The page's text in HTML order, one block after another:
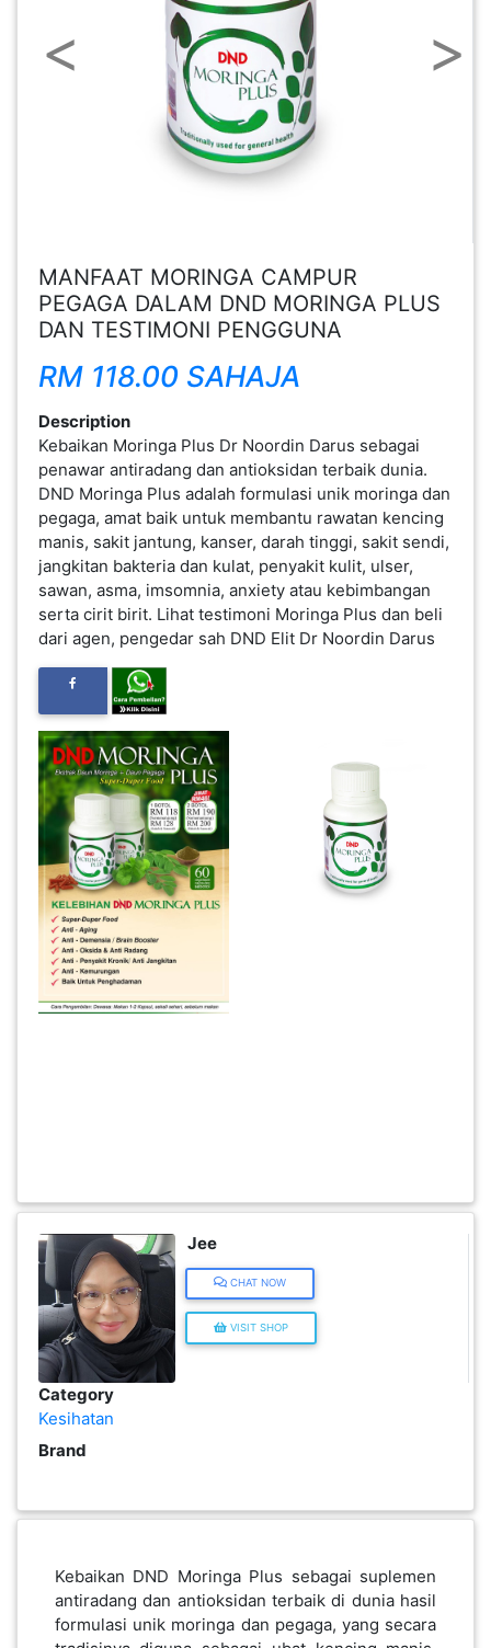
MANFAAT MORINGA CAMPUR
PEGAGA DALAM DND MORINGA PLUS
DAN TESTIMONI PENGGUNA
RM 118.00 SAHAJA
Description
Kebaikan Moringa Plus Dr Noordin Darus sebagai
penawar antiradang dan antioksidan terbaik dunia.
DND Moringa Plus adalah formulasi unik moringa dan
pegaga, amat baik untuk membantu rawatan kencing
manis, sakit jantung, kanser, darah tinggi, sakit sendi,
jangkitan bakteria dan kulat, penyakit kulit, ulser,
sawan, asma, imsomnia, anxiety atau kebimbangan
serta cirit birit. Lihat testimoni Moringa Plus dan beli
dari agen, pengedar sah DND Elit Dr Noordin Darus
Jee
CHAT NOW
VISIT SHOP
Category
Kesihatan
Brand
Kebaikan DND Moringa Plus sebagai suplemen
antiradang dan antioksidan terbaik di dunia hasil
formulasi unik moringa dan pegaga, yang secara
FESYEN
WANITA(0)
MINYAK
WANGI(8)
PENDIDIKAN(19)
DERMA
DAN
INFAK(0)
TUDUNG(0)
ARTIKEL(14)
PEMBORONG(2)
PRODUK
DIGITAL(29)
MAKANAN(25)
PERNIAGAAN(41)
PERCUTIAN
PELANCONGAN(1)
RUMAH
BARANG
SERVIS(17)
HARTA